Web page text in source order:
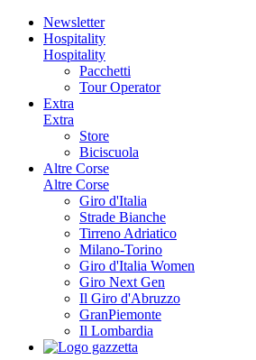
Newsletter
Hospitality
Hospitality
Pacchetti
Tour Operator
Extra
Extra
Store
Biciscuola
Altre Corse
Altre Corse
Giro d'Italia
Strade Bianche
Tirreno Adriatico
Milano-Torino
Giro d'Italia Women
Giro Next Gen
Il Giro d'Abruzzo
GranPiemonte
Il Lombardia